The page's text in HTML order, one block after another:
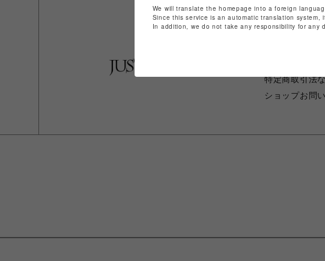
特定商取引法
ショップお問
We will translate the homepage into a foreign
Since this service is an automatic translation
In addition, we do not take any responsibility for any